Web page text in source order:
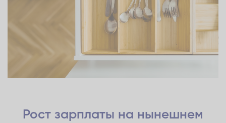
Рост зарплаты на нынешнем